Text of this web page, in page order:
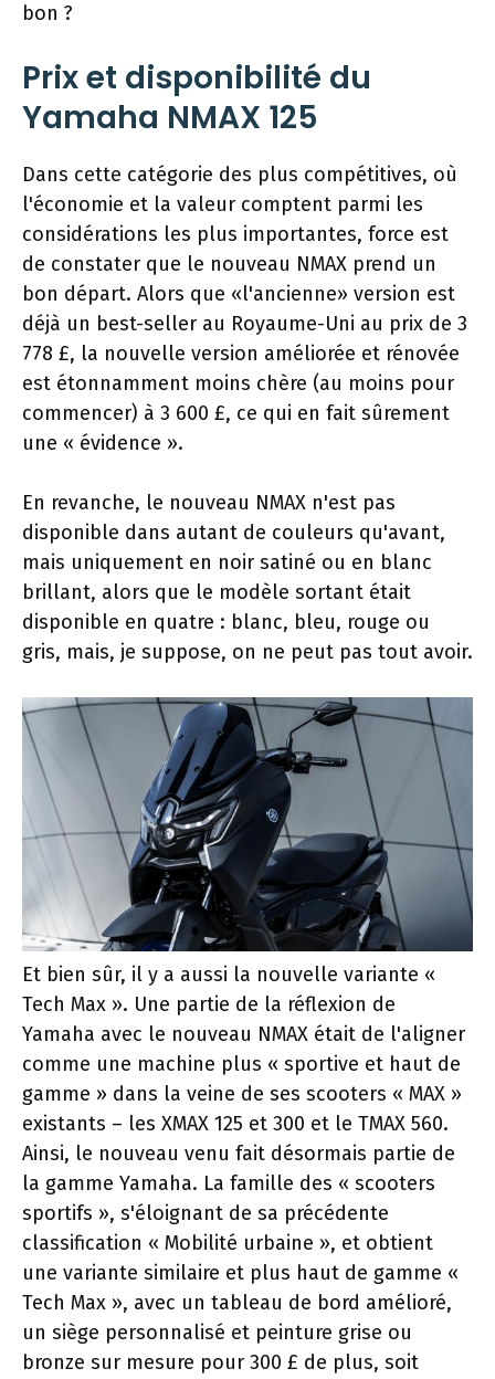
bon ?
Prix ​​et disponibilité du
Yamaha NMAX 125
Dans cette catégorie des plus compétitives, où
l'économie et la valeur comptent parmi les
considérations les plus importantes, force est
de constater que le nouveau NMAX prend un
bon départ. Alors que «l'ancienne» version est
déjà un best-seller au Royaume-Uni au prix de 3
778 £, la nouvelle version améliorée et rénovée
est étonnamment moins chère (au moins pour
commencer) à 3 600 £, ce qui en fait sûrement
une « évidence ».
En revanche, le nouveau NMAX n'est pas
disponible dans autant de couleurs qu'avant,
mais uniquement en noir satiné ou en blanc
brillant, alors que le modèle sortant était
disponible en quatre : blanc, bleu, rouge ou
gris, mais, je suppose, on ne peut pas tout avoir.
Et bien sûr, il y a aussi la nouvelle variante «
Tech Max ». Une partie de la réflexion de
Yamaha avec le nouveau NMAX était de l'aligner
comme une machine plus « sportive et haut de
gamme » dans la veine de ses scooters « MAX »
existants – les XMAX 125 et 300 et le TMAX 560.
Ainsi, le nouveau venu fait désormais partie de
la gamme Yamaha. La famille des « scooters
sportifs », s'éloignant de sa précédente
classification « Mobilité urbaine », et obtient
une variante similaire et plus haut de gamme «
Tech Max », avec un tableau de bord amélioré,
un siège personnalisé et peinture grise ou
bronze sur mesure pour 300 £ de plus, soit